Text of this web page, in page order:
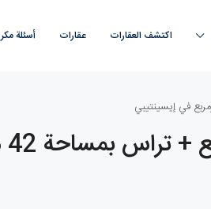
اكتشف العقارات عقارات أسئلة